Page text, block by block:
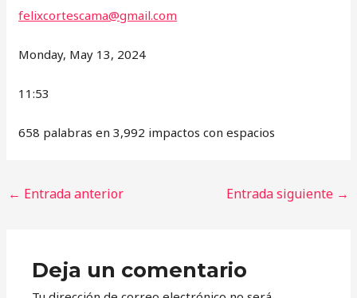
felixcortescama@gmail.com
Monday, May 13, 2024
11:53
658 palabras en 3,992 impactos con espacios
← Entrada anterior Entrada siguiente →
Deja un comentario